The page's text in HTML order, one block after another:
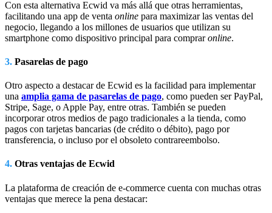
Con esta alternativa Ecwid va más allá que otras herramientas,
facilitando una app de venta online para maximizar las ventas del
negocio, llegando a los millones de usuarios que utilizan su
smartphone como dispositivo principal para compraronline.
3. Pasarelas de pago
Otro aspecto a destacar de Ecwid es la facilidad para implementar
una amplia gama de pasarelas de pago, como pueden ser PayPal,
Stripe, Sage, o Apple Pay, entre otras. También se pueden
incorporar otros medios de pago tradicionales a la tienda, como
pagos con tarjetas bancarias (de crédito o débito), pago por
transferencia, o incluso por el obsoleto contrareembolso.
4. Otras ventajas de Ecwid
La plataforma de creación de e-commerce cuenta con muchas otras
ventajas que merece la pena destacar: